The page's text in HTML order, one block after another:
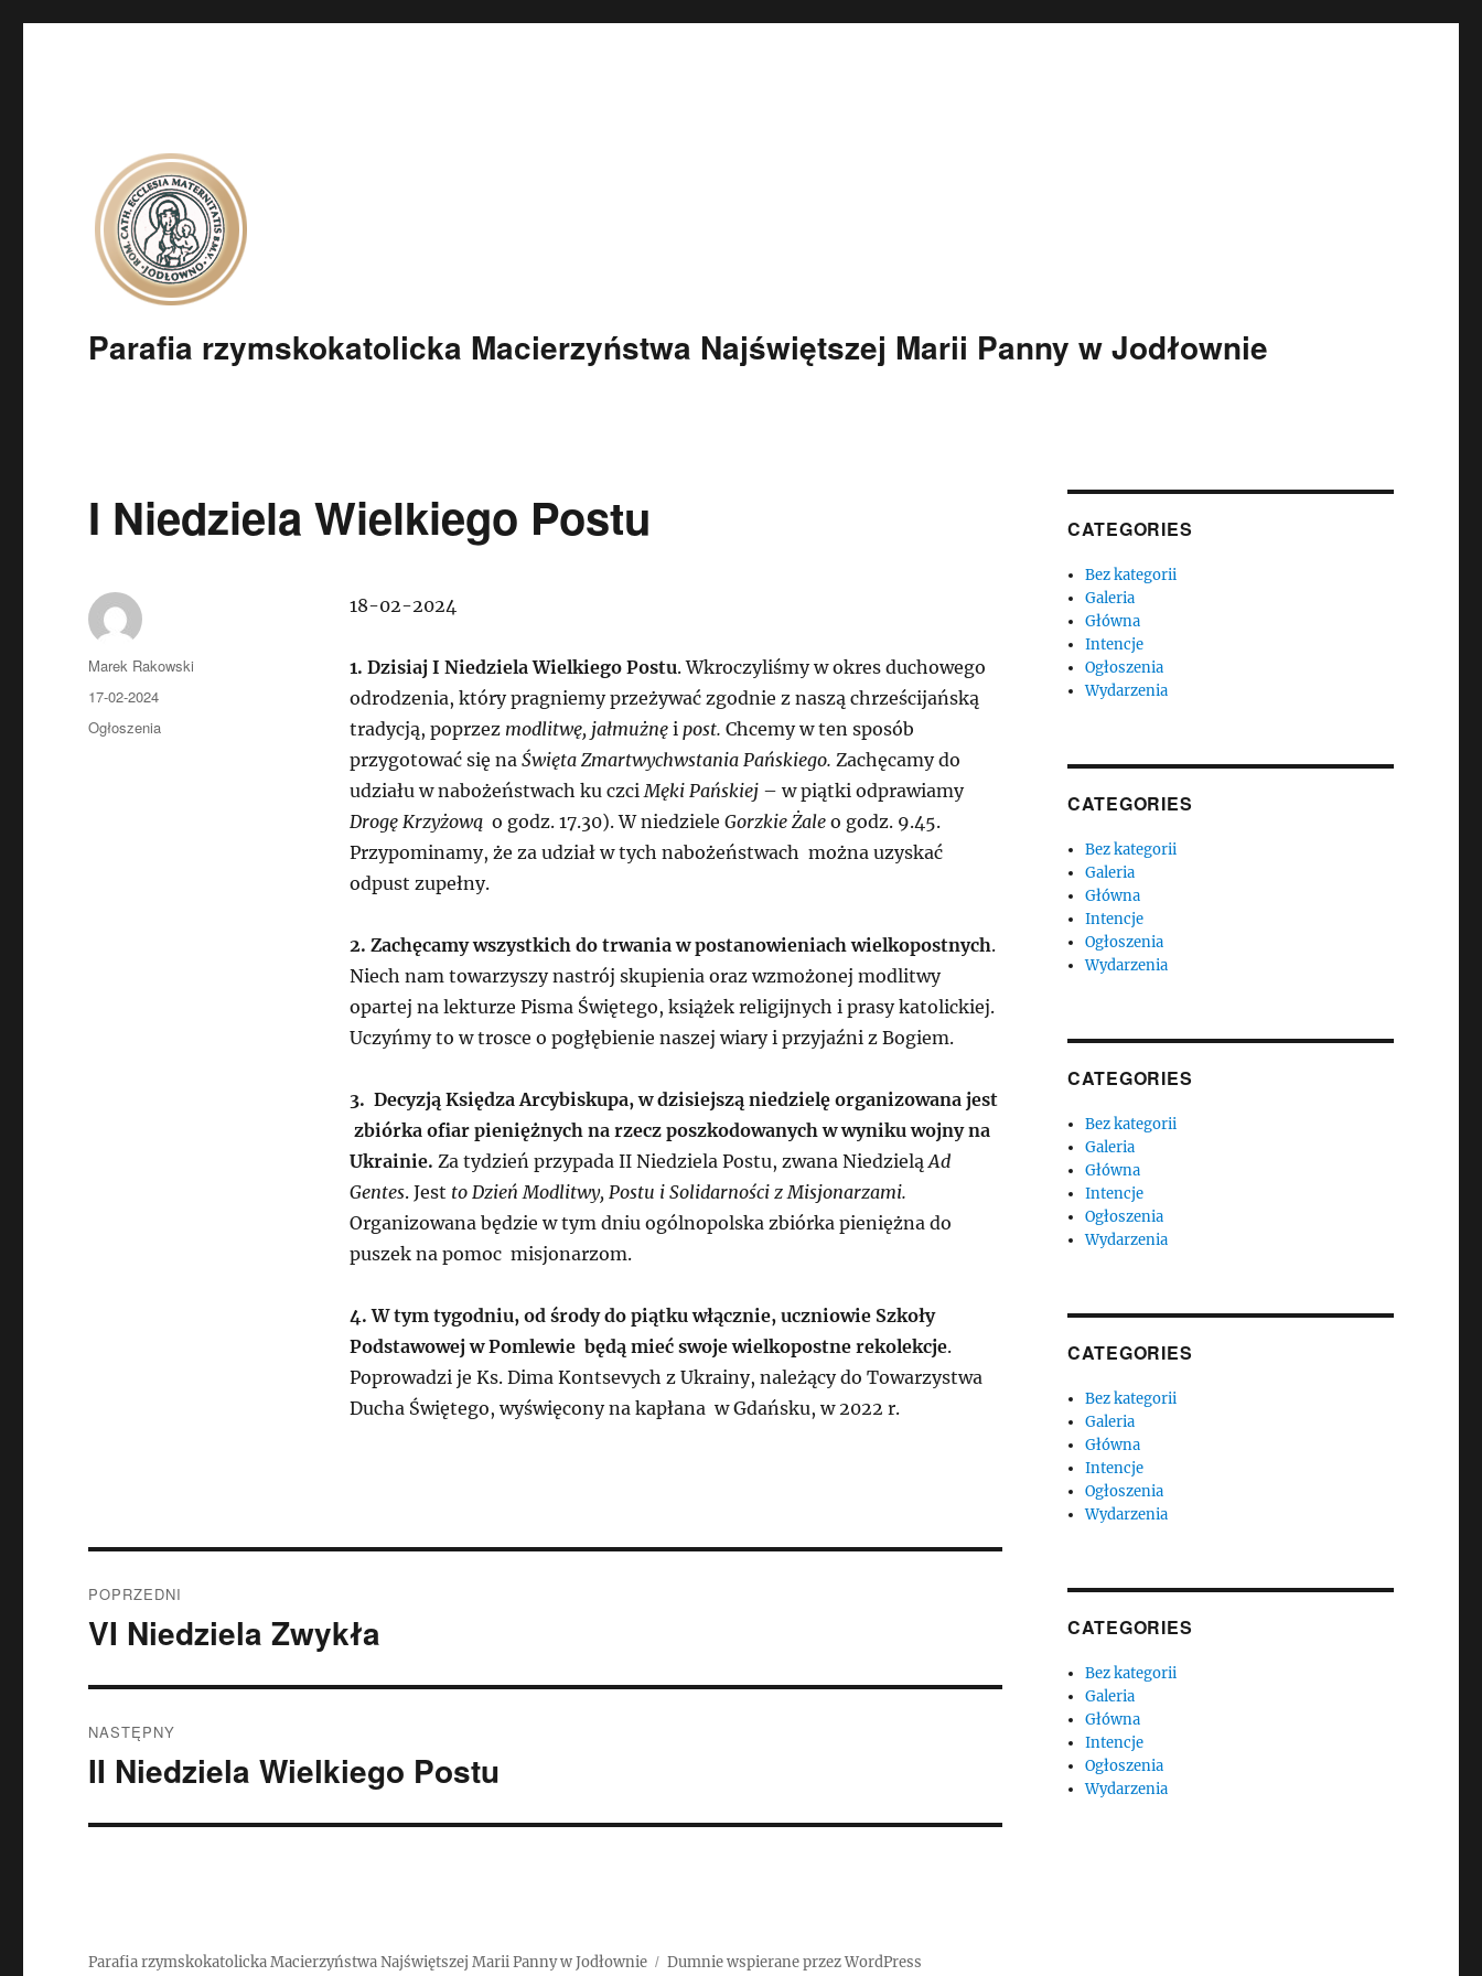
Parafia rzymskokatolicka Macierzyństwa Najświętszej Marii Panny w Jodłownie
I Niedziela Wielkiego Postu
18-02-2024
1. Dzisiaj I Niedziela Wielkiego Postu. Wkroczyliśmy w okres duchowego
odrodzenia, który pragniemy przeżywać zgodnie z naszą chrześcijańską
tradycją, poprzez modlitwę, jałmużnęi post. Chcemy w ten sposób
przygotować się na Święta Zmartwychwstania Pańskiego. Zachęcamy do
udziału w nabożeństwach ku czciMęki Pańskiej– w piątki odprawiamy
Drogę Krzyżowąo godz. 17.30). W niedziele Gorzkie Żale o godz. 9.45.
Przypominamy, że za udział w tych nabożeństwach można uzyskać
odpust zupełny.
2. Zachęcamy wszystkich do trwania w postanowieniach wielkopostnych.
Niech nam towarzyszy nastrój skupienia oraz wzmożonej modlitwy
opartej na lekturze Pisma Świętego, książek religijnych i prasy katolickiej.
Uczyńmy to w trosce o pogłębienie naszej wiary i przyjaźni z Bogiem.
3. Decyzją Księdza Arcybiskupa, w dzisiejszą niedzielę organizowana jest
zbiórka ofiar pieniężnych na rzecz poszkodowanych w wyniku wojny na
Ukrainie. Za tydzień przypada II Niedziela Postu, zwana NiedzieląAd
Gentes. Jest to Dzień Modlitwy, Postu i Solidarności z Misjonarzami.
Organizowana będzie w tym dniu ogólnopolska zbiórka pieniężna do
puszek na pomoc misjonarzom.
4. W tym tygodniu, od środy do piątku włącznie, uczniowie Szkoły
Podstawowej w Pomlewie będą mieć swoje wielkopostne rekolekcje.
Poprowadzi je Ks. Dima Kontsevych z Ukrainy, należący do Towarzystwa
Ducha Świętego, wyświęcony na kapłana w Gdańsku, w 2022 r.
Autor
Marek Rakowski
Data
publikacji
17-02-2024
Kategorie
Ogłoszenia
wpisu
POPRZEDNI
Poprzedni
VI Niedziela Zwykła
NASTĘPNY
Następny
II Niedziela Wielkiego Postu
CATEGORIES
Bez kategorii
Galeria
Główna
Intencje
Ogłoszenia
Wydarzenia
CATEGORIES
Bez kategorii
Galeria
Główna
Intencje
Ogłoszenia
Wydarzenia
CATEGORIES
Bez kategorii
Galeria
Główna
Intencje
Ogłoszenia
Wydarzenia
CATEGORIES
Bez kategorii
Galeria
Główna
Intencje
Ogłoszenia
Wydarzenia
CATEGORIES
Bez kategorii
Galeria
Główna
Intencje
Ogłoszenia
Wydarzenia
Parafia rzymskokatolicka Macierzyństwa Najświętszej Marii Panny w Jodłownie Dumnie wspierane przez WordPress